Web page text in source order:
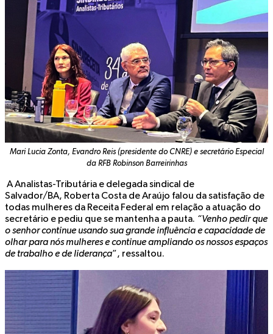
Mari Lucia Zonta, Evandro Reis (presidente do CNRE) e secretário Especial
da RFB Robinson Barreirinhas
A Analistas-Tributária e delegada sindical de
Salvador/BA, Roberta Costa de Araújo falou da satisfação de
todas mulheres da Receita Federal em relação a atuação do
secretário e pediu que se mantenha a pauta. “Venho pedir que
o senhor continue usando sua grande influência e capacidade de
olhar para nós mulheres e continue ampliando os nossos espaços
de trabalho e de liderança”, ressaltou.